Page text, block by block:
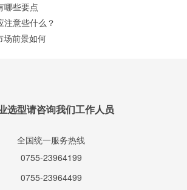
哪些要点
注意些什么？
场前景如何
选型请咨询我们工作人员
全国统一服务热线
0755-23964199
0755-23964499